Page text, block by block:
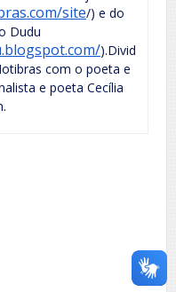
site/) e do
Dudu
).Divid
com o poeta e
e poeta Cecília